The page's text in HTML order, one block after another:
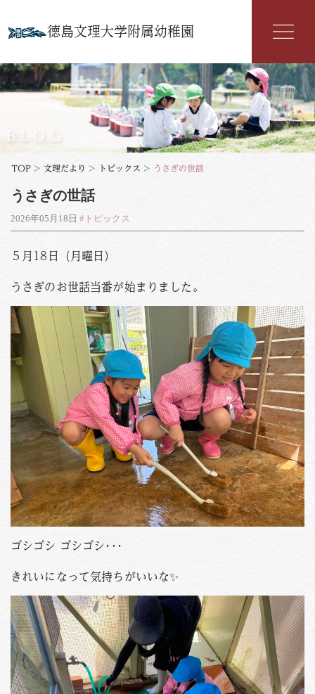
徳島文理大学附属幼稚園
幼稚園紹介
入園案内
年間行事
よくある質問
お知らせ
アクセス
PHOTO
資料請求
お問い合わせはこちら
Tel.088-653-4941
受付時間
月〜金 / 9:00-18:00
土 / 9:00-12:00
BLOG
TOP > 文理だより > トピックス > うさぎの世話
うさぎの世話
2026年05月18日 #トピックス
５月18日（月曜日）
うさぎのお世話当番が始まりました。
ゴシゴシ ゴシゴシ･･･
きれいになって気持ちがいいな✨